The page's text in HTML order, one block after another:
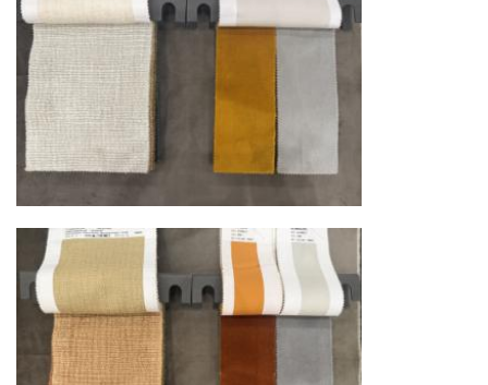
доставки и обеспечить полный контроль над
сохранностью продукции.
Глобальная сеть распределительных
центров
Помимо Москвы, мы располагаем
логистическими узлами в ключевых
Дубай, ОАЭ
— региональный центр для
Ближнего Востока и Азии
Кипр— распределительная база для
Средиземноморского региона